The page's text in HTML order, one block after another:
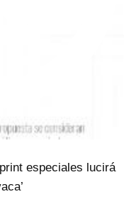
especiales lucirá